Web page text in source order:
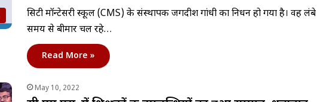
सिटी मॉन्टेसरी स्कूल (CMS) के संस्थापक जगदीश गांधी का निधन हो गया है। वह लंबे
समय से बीमार चल रहे…
Read More »
May 10, 2022